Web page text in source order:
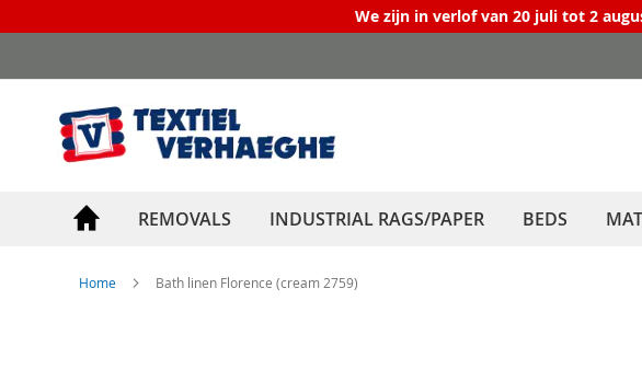
We zijn in verlof van 20 juli tot 2
to
REMOVALS INDUSTRIAL RAGS/PAPER BEDS
Home Bath linen Florence (cream 2759)